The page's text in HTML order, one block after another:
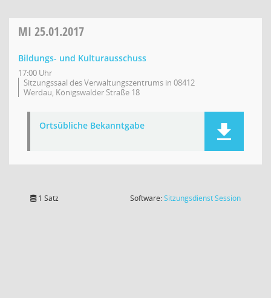
MI 25.01.2017
Bildungs- und Kulturausschuss
17:00 Uhr
Sitzungssaal des Verwaltungszentrums in 08412
Werdau, Königswalder Straße 18
Ortsübliche Bekanntgabe
1 Satz Software:SitzungsdienstSession(Wird in